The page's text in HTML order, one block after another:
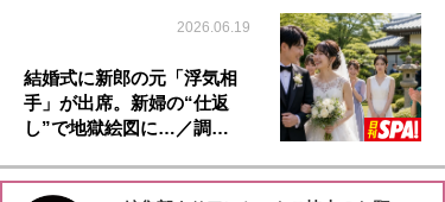
2026.06.19
結婚式に新郎の元「浮気相
手」が出席。新婦の“仕返
し”で地獄絵図に…／調…